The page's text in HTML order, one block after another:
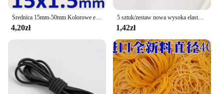
Średnica 15mm-50mm Kolorowe elastyczne gumki Materiały eksploatacyjne Rozciągliwe pierścienie lateksowe do szkolnych artykułów biurowych
4,20zł
5 sztuk/zestaw nowa wysoka elastyczna bezszwowa gumka do włosów trwałe dziewczyny bez zagnieceń uchwyt na kucyk gumka akcesoria do włosów
1,42zł